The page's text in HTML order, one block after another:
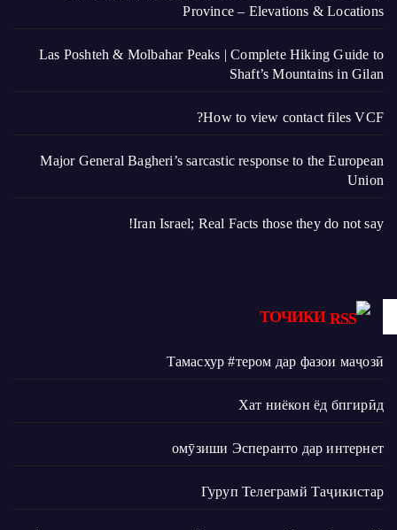
Province – Elevations & Locations
Las Poshteh & Molbahar Peaks | Complete Hiking Guide to
Shaft’s Mountains in Gilan
How to view contact files VCF?
Major General Bagheri’s sarcastic response to the European
Union
Iran Israel; Real Facts those they do not say!
ТОЧИКИ
Тамасхур #тером дар фазои маҷозӣ
Хат ниёкон ёд бпгирӣд
омӯзиши Эсперанто дар интернет
Гуруп Телеграмй Таҷикистар